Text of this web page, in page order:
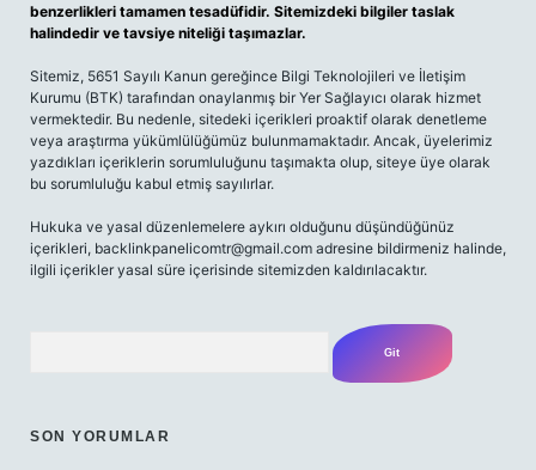
benzerlikleri tamamen tesadüfidir. Sitemizdeki bilgiler taslak
halindedir ve tavsiye niteliği taşımazlar.
Sitemiz, 5651 Sayılı Kanun gereğince Bilgi Teknolojileri ve İletişim
Kurumu (BTK) tarafından onaylanmış bir Yer Sağlayıcı olarak hizmet
vermektedir. Bu nedenle, sitedeki içerikleri proaktif olarak denetleme
veya araştırma yükümlülüğümüz bulunmamaktadır. Ancak, üyelerimiz
yazdıkları içeriklerin sorumluluğunu taşımakta olup, siteye üye olarak
bu sorumluluğu kabul etmiş sayılırlar.
Hukuka ve yasal düzenlemelere aykırı olduğunu düşündüğünüz
içerikleri, backlinkpanelicomtr@gmail.com adresine bildirmeniz halinde,
ilgili içerikler yasal süre içerisinde sitemizden kaldırılacaktır.
SON YORUMLAR